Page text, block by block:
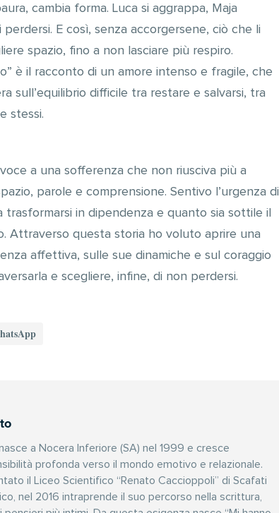
cambia forma. Luca si aggrappa, Maja
E così, senza accorgersene, ciò che li
spazio, fino a non lasciare più respiro.
è il racconto di un amore intenso e fragile, che
sull’equilibrio difficile tra restare e salvarsi, tra
stessi.
a una sofferenza che non riusciva più a
parole e comprensione. Sentivo l’urgenza di
trasformarsi in dipendenza e quanto sia sottile il
Attraverso questa storia ho voluto aprire una
affettiva, sulle sue dinamiche e sul coraggio
e scegliere, infine, di non perdersi.
a Nocera Inferiore (SA) nel 1999 e cresce
profonda verso il mondo emotivo e relazionale.
il Liceo Scientifico “Renato Caccioppoli” di Scafati
nel 2016 intraprende il suo percorso nella scrittura,